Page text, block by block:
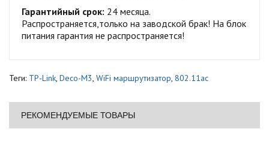
Гарантийный срок: 24 месяца.
Распространяется,только на заводской брак! На блок
питания гарантия не распространяется!
Теги: TP-Link, Deco-M3, WiFi маршрутизатор, 802.11ac
РЕКОМЕНДУЕМЫЕ ТОВАРЫ